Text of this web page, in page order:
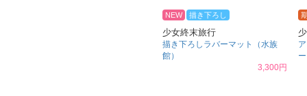
NEW 描き下ろし
少女終末旅行
描き下ろしラバーマット（水族
館）
3,300円